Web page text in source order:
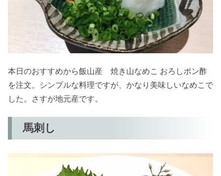
本日のおすすめから飯山産 焼き山なめこ おろしポン酢
を注文。シンプルな料理ですが、かなり美味しいなめこで
した。さすが地元産です。
馬刺し